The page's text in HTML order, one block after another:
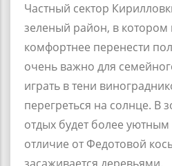
Частный сектор
зеленый район, в
комфортнее перенести
очень важно для
играть в тени
перегреться на солнце. В
отдых будет более
отличие от Федотовой